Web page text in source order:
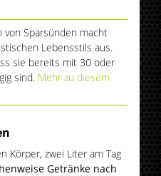
von Sparsünden macht
Lebensstils aus.
sie bereits mit 30 oder
sind. Mehr zu diesem
Körper, zwei Liter am Tag
Getränke nach